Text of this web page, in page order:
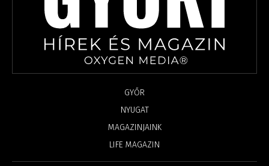
GYŐR
NYUGAT
MAGAZINJAINK
LIFE MAGAZIN